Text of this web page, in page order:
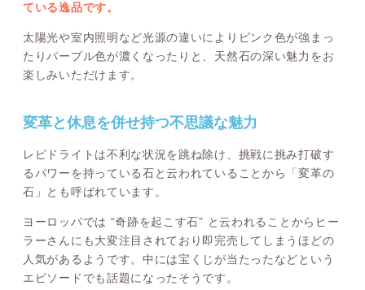
ている逸品です。
太陽光や室内照明など光源の違いによりピンク色が強まっ
たりパープル色が濃くなったりと、天然石の深い魅力をお
楽しみいただけます。
変革と休息を併せ持つ不思議な魅力
レピドライトは不利な状況を跳ね除け、挑戦に挑み打破す
るパワーを持っている石と云われていることから「変革の
石」とも呼ばれています。
ヨーロッパでは “奇跡を起こす石” と云われることからヒー
ラーさんにも大変注目されており即完売してしまうほどの
人気があるようです。中には宝くじが当たったなどという
エピソードでも話題になったそうです。